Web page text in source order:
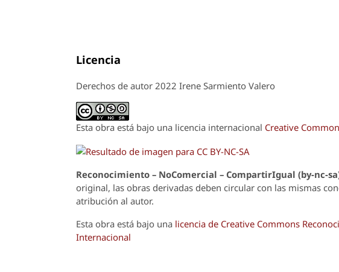
Licencia
Derechos de autor 2022 Irene Sarmiento Valero
Esta obra está bajo una licencia internacional Creative
Reconocimiento – NoComercial – CompartirIgual (by-nc-
original, las obras derivadas deben circular con las mismas
atribución al autor.
Esta obra está bajo una licencia de Creative Commons
Internacional